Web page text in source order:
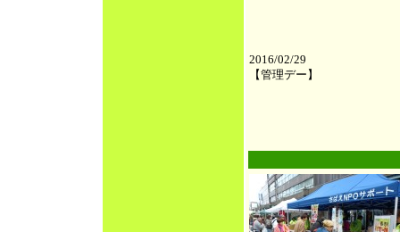
2016/02/29
【管理デー】